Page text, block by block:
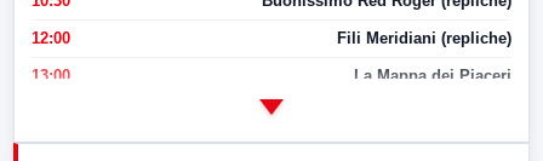
12:00 Fili Meridiani (repliche)
13:00 La Mappa dei Piaceri